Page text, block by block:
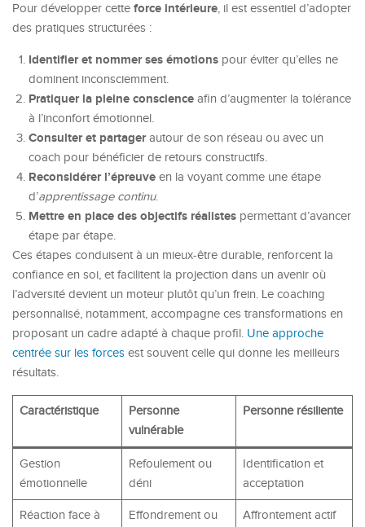
Pour développer cette force intérieure, il est essentiel d’adopter
des pratiques structurées :
Identifier et nommer ses émotions pour éviter qu’elles ne
dominent inconsciemment.
Pratiquer la pleine conscience afin d’augmenter la tolérance
à l’inconfort émotionnel.
Consulter et partagerautour de son réseau ou avec un
coach pour bénéficier de retours constructifs.
Reconsidérer l’épreuve en la voyant comme une étape
d’apprentissage continu.
Mettre en place des objectifs réalistes permettant d’avancer
étape par étape.
Ces étapes conduisent à un mieux-être durable, renforcent la
confiance en soi, et facilitent la projection dans un avenir où
l’adversité devient un moteur plutôt qu’un frein. Le coaching
personnalisé, notamment, accompagne ces transformations en
proposant un cadre adapté à chaque profil. Une approche
centrée sur les forces est souvent celle qui donne les meilleurs
résultats.
Caractéristique
Personne
vulnérable
Personne résiliente
Gestion
émotionnelle
Refoulement ou
déni
Identification et
acceptation
Réaction face à
Effondrement ou
Affrontement actif